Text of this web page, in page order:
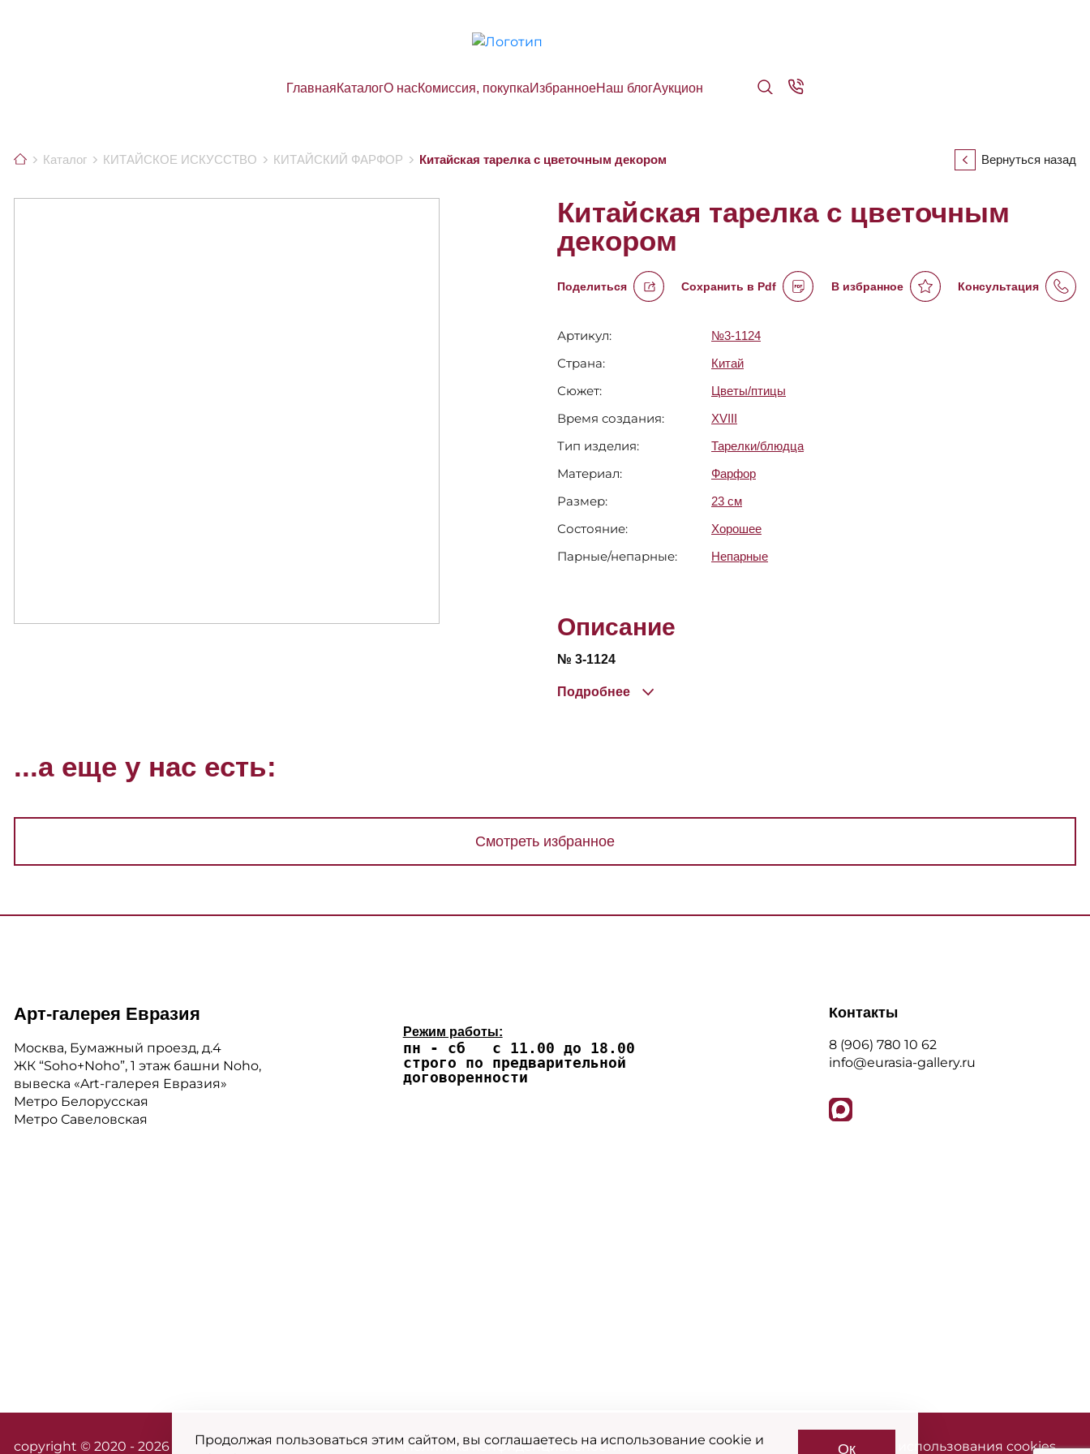
ГлавнаяКаталогО насКомиссия, покупкаИзбранноеНаш блогАукцион
Каталог КИТАЙСКОЕ ИСКУССТВО КИТАЙСКИЙ ФАРФОР Китайская тарелка с цветочным декором Вернуться назад
Китайская тарелка с цветочным
декором
Поделиться Сохранить в Pdf В избранное Консультация
Артикул: №3-1124
Страна: Китай
Сюжет: Цветы/птицы
Время создания: XVIII
Тип изделия: Тарелки/блюдца
Материал: Фарфор
Размер: 23 см
Состояние: Хорошее
Парные/непарные: Непарные
Описание
№ 3-1124
Подробнее
...а еще у нас есть:
Смотреть избранное
Арт-галерея Евразия
Москва, Бумажный проезд, д.4
ЖК “Soho+Noho”, 1 этаж башни Noho,
вывеска «Art-галерея Евразия»
Метро Белорусская
Метро Савеловская
Режим работы:
пн - сб с 11.00 до 18.00
строго по предварительной
договоренности
Контакты
8 (906) 780 10 62
info@eurasia-gallery.ru
сopyright © 2020 - 2026 Политика конфиденциальности Политика использования cookies
Продолжая пользоваться этим сайтом, вы соглашаетесь на использование cookie и
Ок